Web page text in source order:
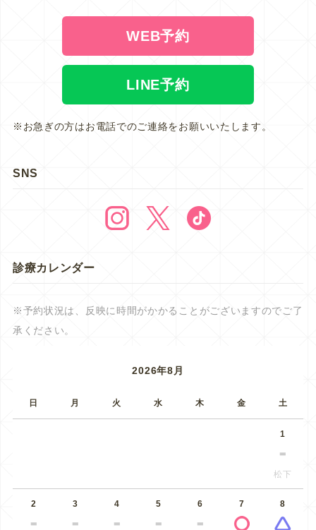
WEB予約
LINE予約
※お急ぎの方はお電話でのご連絡をお願いいたします。
SNS
診療カレンダー
※予約状況は、反映に時間がかかることがございますのでご了
承ください。
2026年8月
日 月 火 水 木 金 土
1
松下
2 3 4 5 6 7 8